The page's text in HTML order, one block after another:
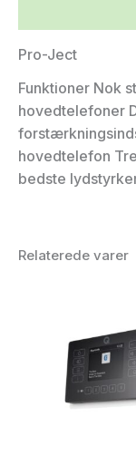
Pro-Ject
Funktioner Nok
hovedtelefoner
hovedtelefon
bedste
Relaterede varer